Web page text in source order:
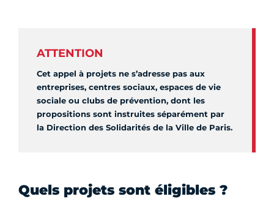
ATTENTION
Cet appel à projets ne s’adresse pas aux
entreprises, centres sociaux, espaces de vie
sociale ou clubs de prévention, dont les
propositions sont instruites séparément par
la Direction des Solidarités de la Ville de Paris.
Quels projets sont éligibles ?